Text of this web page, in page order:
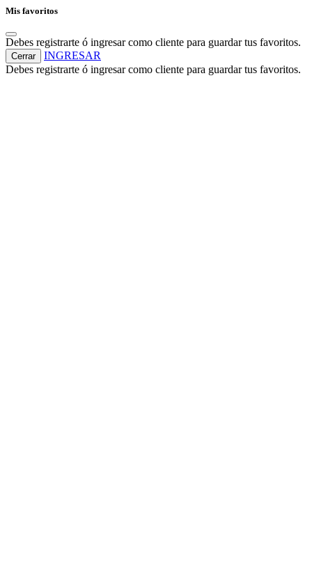
Mis favoritos
Debes registrarte ó ingresar como cliente para guardar tus favoritos.
Cerrar
INGRESAR
Debes registrarte ó ingresar como cliente para guardar tus favoritos.